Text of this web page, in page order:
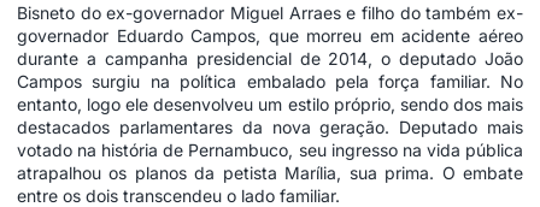
Bisneto do ex-governador Miguel Arraes e filho do também ex-
governador Eduardo Campos, que morreu em acidente aéreo
durante a campanha presidencial de 2014, o deputado João
Campos surgiu na política embalado pela força familiar. No
entanto, logo ele desenvolveu um estilo próprio, sendo dos mais
destacados parlamentares da nova geração. Deputado mais
votado na história de Pernambuco, seu ingresso na vida pública
atrapalhou os planos da petista Marília, sua prima. O embate
entre os dois transcendeu o lado familiar.